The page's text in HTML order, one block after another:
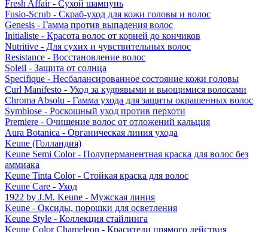
Fresh Affair - Сухой шампунь
Fusio-Scrub - Скраб-уход для кожи головы и волос
Genesis - Гамма против выпадения волос
Initialiste - Красота волос от корней до кончиков
Nutritive - Для сухих и чувствительных волос
Resistance - Восстановление волос
Soleil - Защита от солнца
Specifique - Несбалансированное состояние кожи головы
Curl Manifesto - Уход за кудрявыми и вьющимися волосами
Chroma Absolu - Гамма ухода для защиты окрашенных волос
Symbiose - Роскошный уход против перхоти
Premiere - Очищение волос от отложений кальция
Aura Botanica - Органическая линия ухода
Keune (Голландия)
Keune Semi Color - Полуперманентная краска для волос без
аммиака
Keune Tinta Color - Стойкая краска для волос
Keune Care - Уход
1922 by J.M. Keune - Мужская линия
Keune - Оксиды, порошки для осветления
Keune Style - Коллекция стайлинга
Keune Color Chameleon - Красители прямого действия